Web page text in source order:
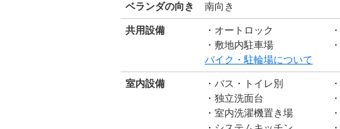
ベランダの向き 南向き
共用設備 オートロック
敷地内駐車場
バイク・駐輪場について
室内設備 バス・トイレ別
独立洗面台
室内洗濯機置き場